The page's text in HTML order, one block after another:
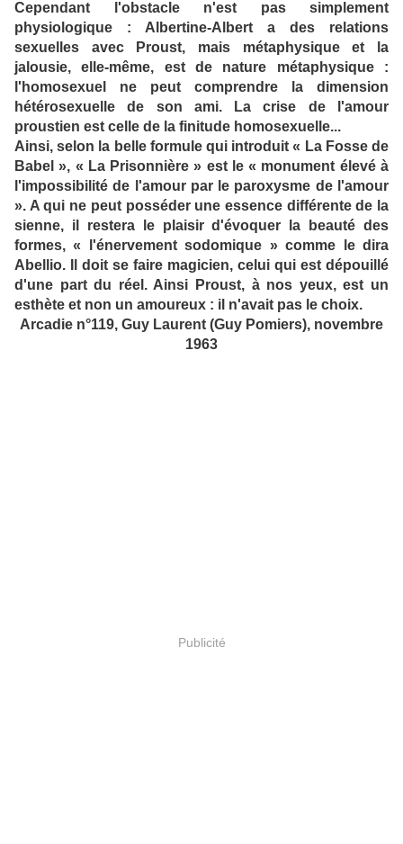
Cependant l'obstacle n'est pas simplement
physiologique : Albertine-Albert a des relations
sexuelles avec Proust, mais métaphysique et la
jalousie, elle-même, est de nature métaphysique :
l'homosexuel ne peut comprendre la dimension
hétérosexuelle de son ami. La crise de l'amour
proustien est celle de la finitude homosexuelle...
Ainsi, selon la belle formule qui introduit « La Fosse de
Babel », « La Prisonnière » est le « monument élevé à
l'impossibilité de l'amour par le paroxysme de l'amour
». A qui ne peut posséder une essence différente de la
sienne, il restera le plaisir d'évoquer la beauté des
formes, « l'énervement sodomique » comme le dira
Abellio. Il doit se faire magicien, celui qui est dépouillé
d'une part du réel. Ainsi Proust, à nos yeux, est un
esthète et non un amoureux : il n'avait pas le choix.
Arcadie n°119, Guy Laurent (Guy Pomiers), novembre
1963
Publicité